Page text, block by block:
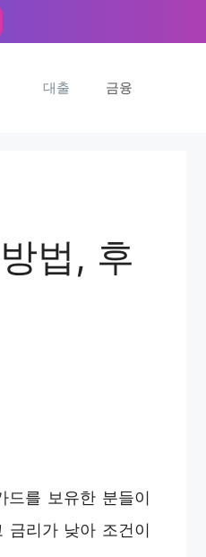
대출 금융
법, 후
드를 보유한 분들이
금리가 낮아 조건이